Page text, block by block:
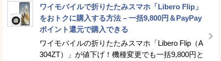
ワイモバイルで折りたたみスマホ「Libero Flip」
をおトクに購入する方法 – 一括9,800円＆PayPay
ポイント還元で購入できる
ワイモバイルの折りたたみスマホ「Libero Flip（A
304ZT）」が値下げ！機種変更でも一括9,800円と